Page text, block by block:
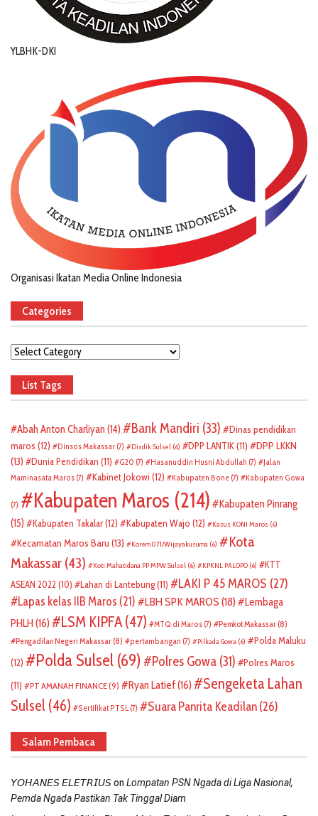
YLBHK-DKI
Organisasi Ikatan Media Online Indonesia
Categories
Categories
List Tags
Abah Anton Charliyan (14) Bank Mandiri (33)
Dinas pendidikan
maros (12) Dinsos Makassar (7) Disdik Sulsel (6) DPP LANTIK(11)
DPP LKKN
(13)
Dunia Pendidikan (11) G20 (7) Hasanuddin Husni Abdullah (7)
Jalan
Maminasata Maros (7) Kabinet Jokowi (12) Kabupaten Bone (7) Kabupaten Gowa
(7) Kabupaten Maros (214)
Kabupaten Pinrang
(15)
Kabupaten Takalar(12) Kabupaten Wajo (12) Kasus KONI Maros (6)
Kecamatan Maros Baru (13) Korem 071/Wijayakusuma (6)
Kota
Makassar (43) Koti Mahatidana PP MPW Sulsel (6) KPKNL PALOPO (6)
KTT
ASEAN 2022 (10) Lahan di Lantebung(11) LAKI P 45 MAROS (27)
Lapas kelas IIB Maros (21) LBH SPK MAROS (18)
Lembaga
PHLH (16) LSM KIPFA (47) MTQ di Maros (7) Pemkot Makassar (8)
Pengadilan Negeri Makassar (8) pertambangan (7) Pilkada Gowa (6)
Polda Maluku
(12)
Polda Sulsel (69) Polres Gowa (31)
Polres Maros
(11)
PT AMANAH FINANCE(9) Ryan Latief(16)
Sengeketa Lahan
Sulsel (46) Sertifikat PTSL (7) Suara Panrita Keadilan(26)
Salam Pembaca
𝘠𝘖𝘏𝘈𝘕𝘌𝘚 𝘌𝘓𝘌𝘛𝘙𝘐𝘜𝘚on Lompatan PSN Ngada di Liga Nasional,
Pemda Ngada Pastikan Tak Tinggal Diam